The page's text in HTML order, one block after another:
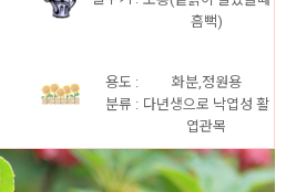
흠뻑)
용도 :
분류 :
화분,정원용
다년생으로 낙엽성 활
엽관목